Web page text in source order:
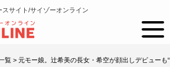
サイト/サイゾーオンライン
覧 > 元モー娘。辻希美の長女・希空が顔出しデビュー